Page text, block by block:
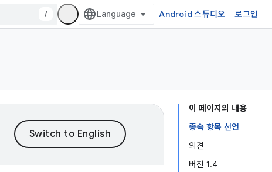
/ Android 스튜디오 로그인
이 페이지의 내용
종속 항목 선언
의견
버전 1.4